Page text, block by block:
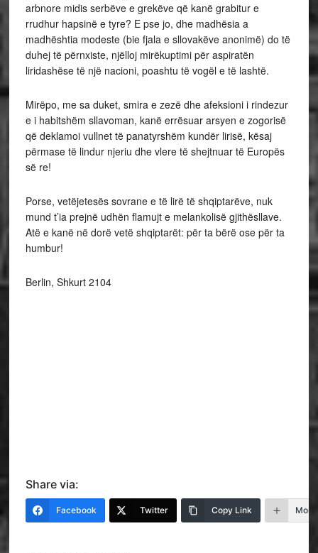
arbnore midis serbëve e grekëve që kanë grabitur e
rrudhur hapsinë e tyre? E pse jo, dhe madhësia a
madhështia modeste (bie fjala e sllovakëve anonimë) do të
duhej të përnxiste, njëlloj mirëkuptimi për aspiratën
liridashëse të një nacioni, poashtu të vogël e të lashtë.
Mirëpo, me sa duket, smira e zezë dhe afeksioni i rindezur
e i habitshëm sllavoman, kanë errësuar arsyen e zogorisë
që deklamoi vullnet të panatyrshëm kundër lirisë, kësaj
përmase të lindur njeriu dhe vlere të shejtnuar të Europës
së re!
Porse, vetëjetesës sovrane e të lirë të shqiptarëve, nuk
mund t’ia prejnë udhën flamujt e melankolisë gjithësllave.
Atë e kanë në dorë vetë shqiptarët: për ta bërë ose për ta
humbur!
Berlin, Shkurt 2104
Share via:
Facebook Twitter Copy Link More